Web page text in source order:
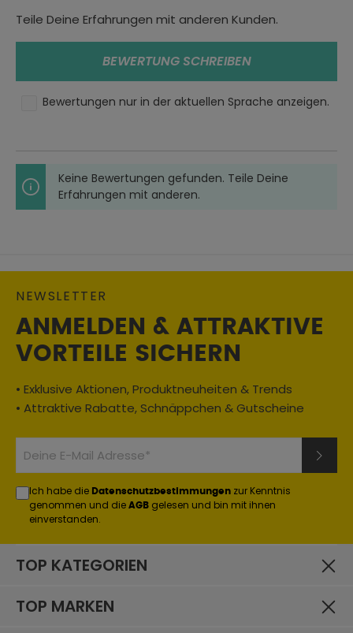
Material:
Textil
Materialzusammensetzung:
100% Baumwolle
Teile Deine Erfahrungen mit anderen Kunden.
BEWERTUNG SCHREIBEN
Bewertungen nur in der aktuellen Sprache anzeigen.
Keine Bewertungen gefunden. Teile Deine
Erfahrungen mit anderen.
NEWSLETTER
ANMELDEN & ATTRAKTIVE
VORTEILE SICHERN
• Exklusive Aktionen, Produktneuheiten & Trends
• Attraktive Rabatte, Schnäppchen & Gutscheine
Ich habe die Datenschutzbestimmungen zur Kenntnis
genommen und die AGB gelesen und bin mit ihnen
einverstanden.
TOP KATEGORIEN
TOP MARKEN